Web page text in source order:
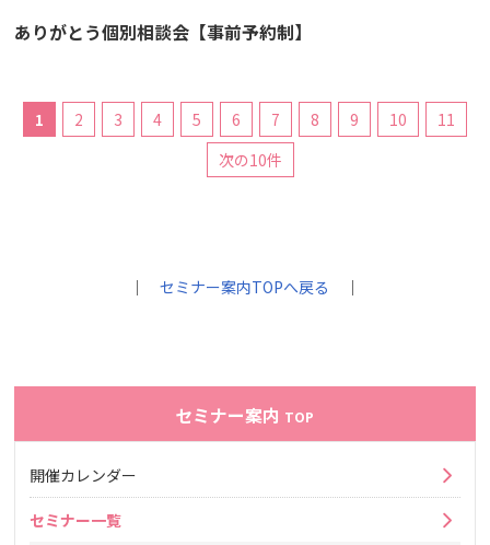
ありがとう個別相談会【事前予約制】
1 2 3 4 5 6 7 8 9 10
11
次の10件
｜セミナー案内TOPへ戻る ｜
セミナー案内 TOP
開催カレンダー
セミナー一覧